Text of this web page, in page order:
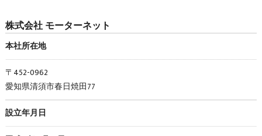
株式会社 モーターネット
本社所在地
〒452-0962
愛知県清須市春日焼田77
設立年月日